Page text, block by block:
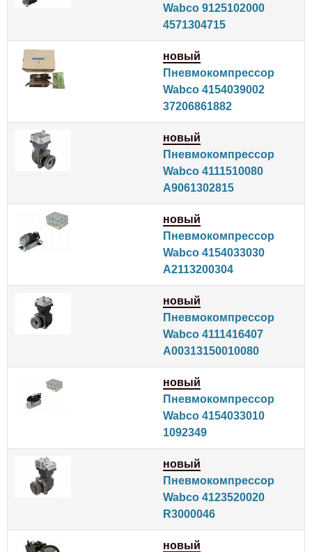
Wabco 9125102000
4571304715
новый
Пневмокомпрессор
Wabco 4154039002
37206861882
новый
Пневмокомпрессор
Wabco 4111510080
A9061302815
новый
Пневмокомпрессор
Wabco 4154033030
A2113200304
новый
Пневмокомпрессор
Wabco 4111416407
A00313150010080
новый
Пневмокомпрессор
Wabco 4154033010
1092349
новый
Пневмокомпрессор
Wabco 4123520020
R3000046
новый